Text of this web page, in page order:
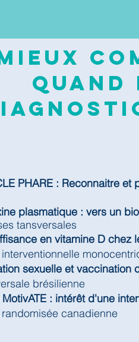
PHARE : Reconnaitre
plasmatique : vers un
tansversales
en vitamine D chez
sexuelle et vaccination
brésilienne
MotivATE : intérêt d'une
canadienne